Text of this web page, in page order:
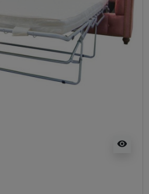
visibility